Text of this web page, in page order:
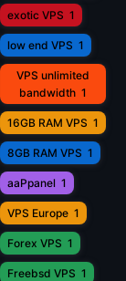
exotic VPS 1
low end VPS 1
VPS unlimited
bandwidth 1
16GB RAM VPS 1
8GB RAM VPS 1
aaPpanel 1
VPS Europe 1
Forex VPS 1
Freebsd VPS 1